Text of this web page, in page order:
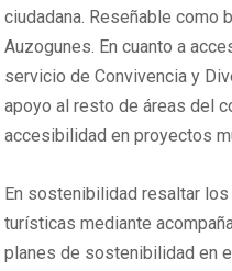
ciudadana. Reseñable como
Auzogunes. En cuanto a
servicio de Convivencia y
apoyo al resto de áreas del
accesibilidad en proyectos
En sostenibilidad resaltar
turísticas mediante
planes de sostenibilidad en